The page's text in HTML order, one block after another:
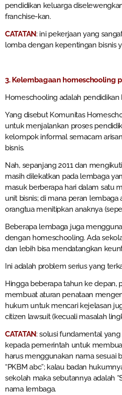
pendidikan keluarga
franchise-kan.
CATATAN: ini pekerjaan yang
lomba dengan kepentingan bisnis
3. Kelembagaan homeschooling
Homeschooling adalah
Yang disebut Komunitas
untuk menjalankan proses
kelompok informal semacam
bisnis.
Nah, sepanjang 2011 dan
masih dilekatkan pada lembaga
masuk berberapa hari dalam satu
unit bisnis; di mana peran
orangtua menitipkan anaknya
Beberapa lembaga juga
dengan homeschooling. Ada
dan lebih bisa mendatangkan
Ini adalah problem serius yang
Hingga beberapa tahun ke depan,
membuat aturan penataan
hukum untuk mencari kejelasan
citizen lawsuit (kecuali masalah
CATATAN: solusi fundamental
kepada pemerintah untuk
harus menggunakan nama sesuai
“PKBM abc”; kalau badan
sekolah maka sebutannya adalah
nama lembaga.